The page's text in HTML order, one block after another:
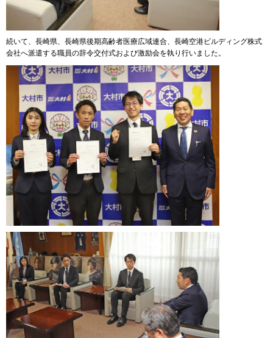
続いて、長崎県、長崎県後期高齢者医療広域連合、長崎空港ビルディング株式
会社へ派遣する職員の辞令交付式および激励会を執り行いました。